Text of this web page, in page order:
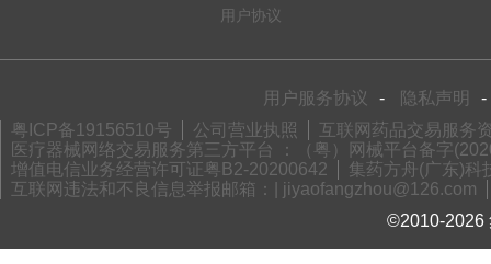
用户协议
用户服务协议 - 隐私声明
-
粤ICP备19156510号
公司营业执照
互联网药品交易服务
医疗器械网络交易服务第三方平台 ：（粤）网械平台备字
增值电信业务经营许可证粤B2-20200642
集药方舟(广东)科
互联网违法和不良信息举报邮箱：| jiyaofangzhou@126.com
©2010-2026